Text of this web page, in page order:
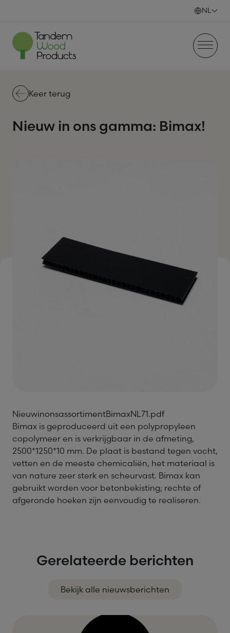
NL
Keer terug
Nieuw in ons gamma: Bimax!
NieuwinonsassortimentBimaxNL71.pdf
Bimax is geproduceerd uit een polypropyleen
copolymeer en is verkrijgbaar in de afmeting,
2500*1250*10 mm. De plaat is bestand tegen vocht,
vetten en de meeste chemicaliën, het materiaal is
van nature zeer sterk en scheurvast. Bimax kan
gebruikt worden voor betonbekisting; rechte of
afgeronde hoeken zijn eenvoudig te realiseren.
Gerelateerde berichten
Bekijk alle nieuwsberichten